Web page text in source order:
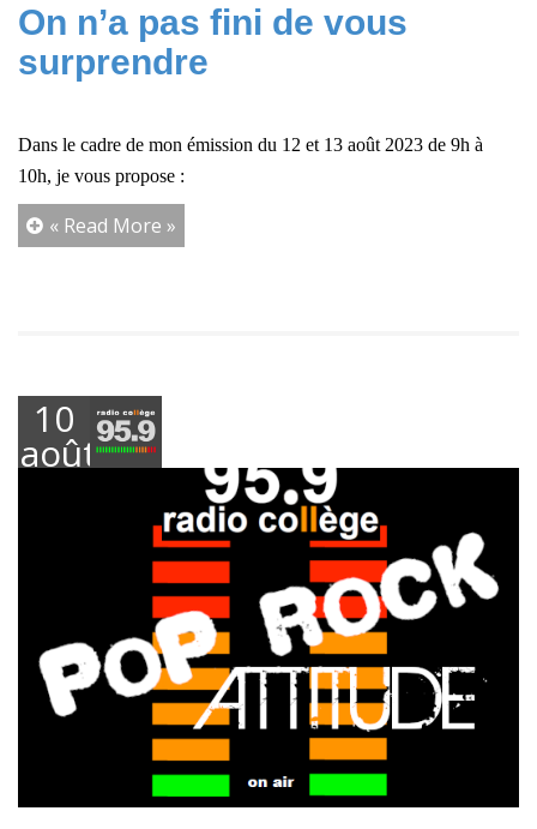
On n’a pas fini de vous
surprendre
Dans le cadre de mon émission du 12 et 13 août 2023 de 9h à
10h, je vous propose :
« Read More »
10
août